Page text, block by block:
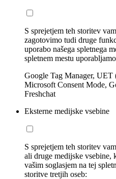
S sprejetjem teh storitev
zagotovimo tudi druge
uporabo našega spletnega
spletnem mestu
Google Tag Manager,
Microsoft Consent Mode,
Freshchat
Eksterne medijske vsebine
S sprejetjem teh storitev
ali druge medijske
vašim soglasjem na tej
storitve tretjih oseb: